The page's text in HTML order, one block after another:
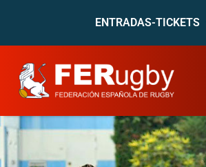
ENTRADAS-TICKETS